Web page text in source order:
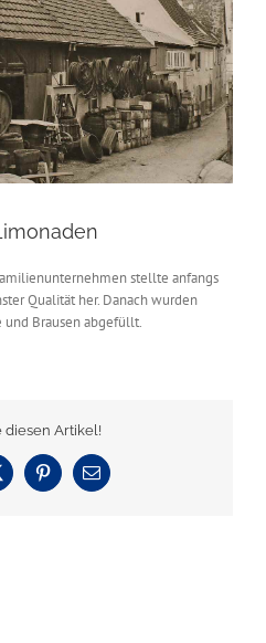
stellte anfangs
Qualität her. Danach wurden
und Brausen abgefüllt.
diesen Artikel!
PinterestE-